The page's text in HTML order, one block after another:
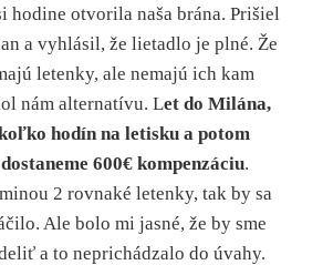
hodine otvorila naša brána. Prišiel
a vyhlásil, že lietadlo je plné. Že
letenky, ale nemajú ich kam
nám alternatívu. Let do Milána,
hodín na letisku a potom
600€ kompenzáciu.
2 rovnaké letenky, tak by sa
Ale bolo mi jasné, že by sme
a to neprichádzalo do úvahy.